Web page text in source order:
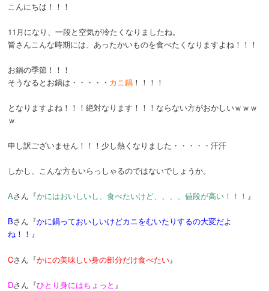
こんにちは！！！
11月になり、一段と空気が冷たくなりましたね。
皆さんこんな時期には、あったかいものを食べたくなりますよね！！！
お鍋の季節！！！
そうなるとお鍋は・・・・・ カニ鍋 ！！！！
となりますよね！！！絶対なります！！！ならない方がおかしいｗｗｗ
ｗ
申し訳ございません！！！少し熱くなりました・・・・・汗汗
しかし、こんな方もいらっしゃるのではないでしょうか。
Aさん『かにはおいしいし、食べたいけど、、、、値段が高い！！！ 』
Bさん『かに鍋っておいしいけどカニをむいたりするの大変だよ
ね！！ 』
Cさん『かにの美味しい身の部分だけ食べたい』
Dさん『ひとり身にはちょっと 』